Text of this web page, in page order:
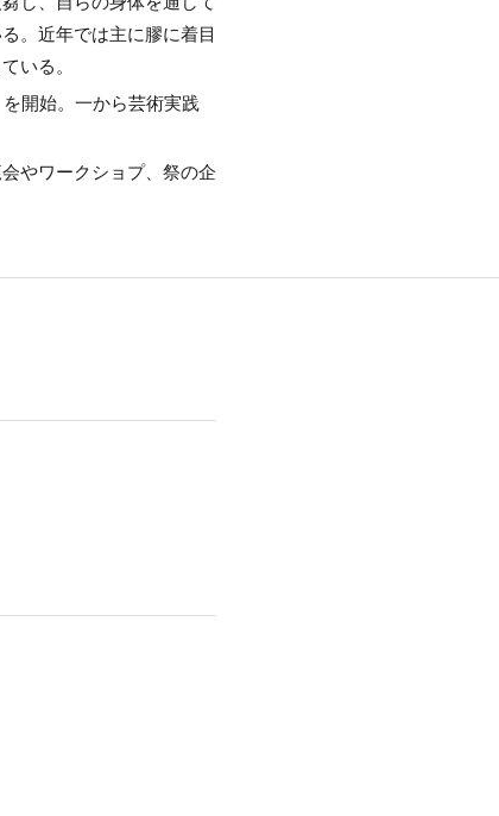
。近年では主に膠に着目
いる。
開始。一から芸術実践
やワークショプ、祭の企